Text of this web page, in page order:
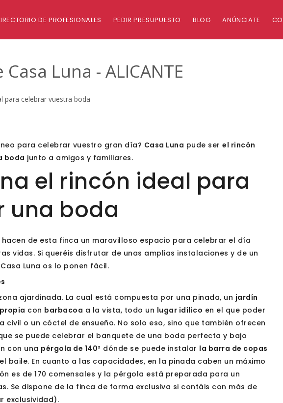
DE PROFESIONALES PEDIR PRESUPUESTO BLOG ANÚNCIATE
Luna - ALICANTE
para celebrar vuestra boda
para celebrar vuestro gran día? Casa Luna pude ser el rincón
boda junto a amigos y familiares.
el rincón ideal para
una boda
hacen de esta finca un maravilloso espacio para celebrar el día
vidas. Si queréis disfrutar de unas amplias instalaciones y de un
Luna os lo ponen fácil.
ajardinada. La cual está compuesta por una pinada, un jardín
con barbacoa a la vista, todo un lugar idílico en el que poder
civil o un cóctel de ensueño. No solo eso, sino que también ofrecen
se puede celebrar el banquete de una boda perfecta y bajo
con una pérgola de 140² dónde se puede instalar la barra de copas
baile. En cuanto a las capacidades, en la pinada caben un máximo
es de 170 comensales y la pérgola está preparada para un
Se dispone de la finca de forma exclusiva si contáis con más de
exclusividad).